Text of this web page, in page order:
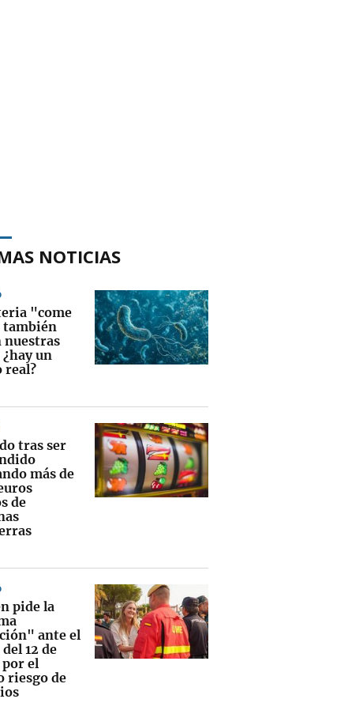
NOTICIAS
"come
nuestras
un
real?
tras ser
más de
de
pide la
ante el
12 de
el
riesgo de